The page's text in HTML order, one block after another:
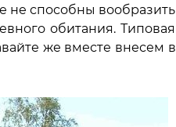
не способны вообразить
обитания. Типовая
же вместе внесем в